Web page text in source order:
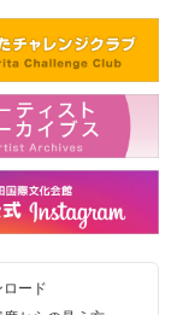
ロード